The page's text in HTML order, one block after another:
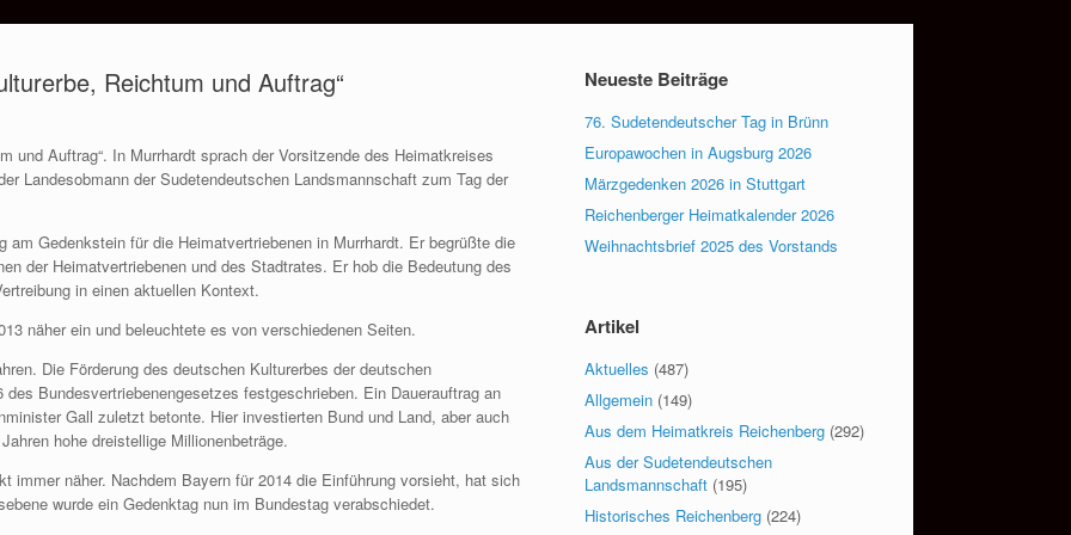
Reichtum und Auftrag“
und Auftrag“. In Murrhardt sprach der Vorsitzende des Heimatkreises
Landesobmann der Sudetendeutschen Landsmannschaft zum Tag der
am Gedenkstein für die Heimatvertriebenen in Murrhardt. Er begrüßte die
der Heimatvertriebenen und des Stadtrates. Er hob die Bedeutung des
in einen aktuellen Kontext.
näher ein und beleuchtete es von verschiedenen Seiten.
Die Förderung des deutschen Kulturerbes der deutschen
Bundesvertriebenengesetzes festgeschrieben. Ein Dauerauftrag an
Gall zuletzt betonte. Hier investierten Bund und Land, aber auch
hohe dreistellige Millionenbeträge.
immer näher. Nachdem Bayern für 2014 die Einführung vorsieht, hat sich
wurde ein Gedenktag nun im Bundestag verabschiedet.
Neueste Beiträge
76. Sudetendeutscher Tag in Brünn
Europawochen in Augsburg 2026
Märzgedenken 2026 in Stuttgart
Reichenberger Heimatkalender 2026
Weihnachtsbrief 2025 des Vorstands
Artikel
Aktuelles (487)
Allgemein (149)
Aus dem Heimatkreis Reichenberg (292)
Aus der Sudetendeutschen
Landsmannschaft (195)
Historisches Reichenberg (224)